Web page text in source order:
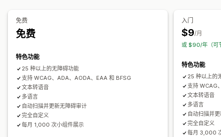
免费
免费
特色功能
25 种以上的无障碍功能
支持 WCAG、ADA、AODA、EAA 和 BFSG
文本转语音
多语言
自动扫描并更新无障碍审计
完全自定义
每月 1,000 次小组件展示
入门
$9/月
或 $90/年（可
特色功能
25 种以上的
支持 WCAG
文本转语音
多语言
自动扫描并
完全自定义
每月 3,000